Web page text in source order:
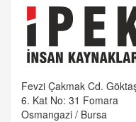
Fevzi Çakmak Cd.
6. Kat No: 31 Fomara
Osmangazi / Bursa